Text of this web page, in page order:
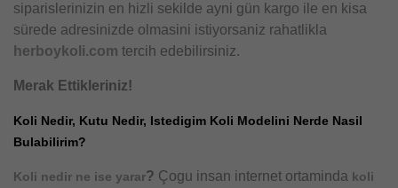
siparislerinizin en hizli sekilde ayni gün kargo ile en kisa
sürede adresinizde olmasini istiyorsaniz rahatlikla
herboykoli.com tercih edebilirsiniz.
Merak Ettikleriniz!
Koli Nedir, Kutu Nedir, Istedigim Koli Modelini Nerde Nasil
Bulabilirim?
Koli nedir ne ise yarar? Çogu insan internet ortaminda koli